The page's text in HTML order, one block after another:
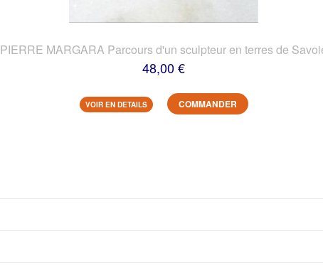
PIERRE MARGARA Parcours d'un sculpteur en terres de
48,00 €
VOIR EN DETAILS COMMANDER